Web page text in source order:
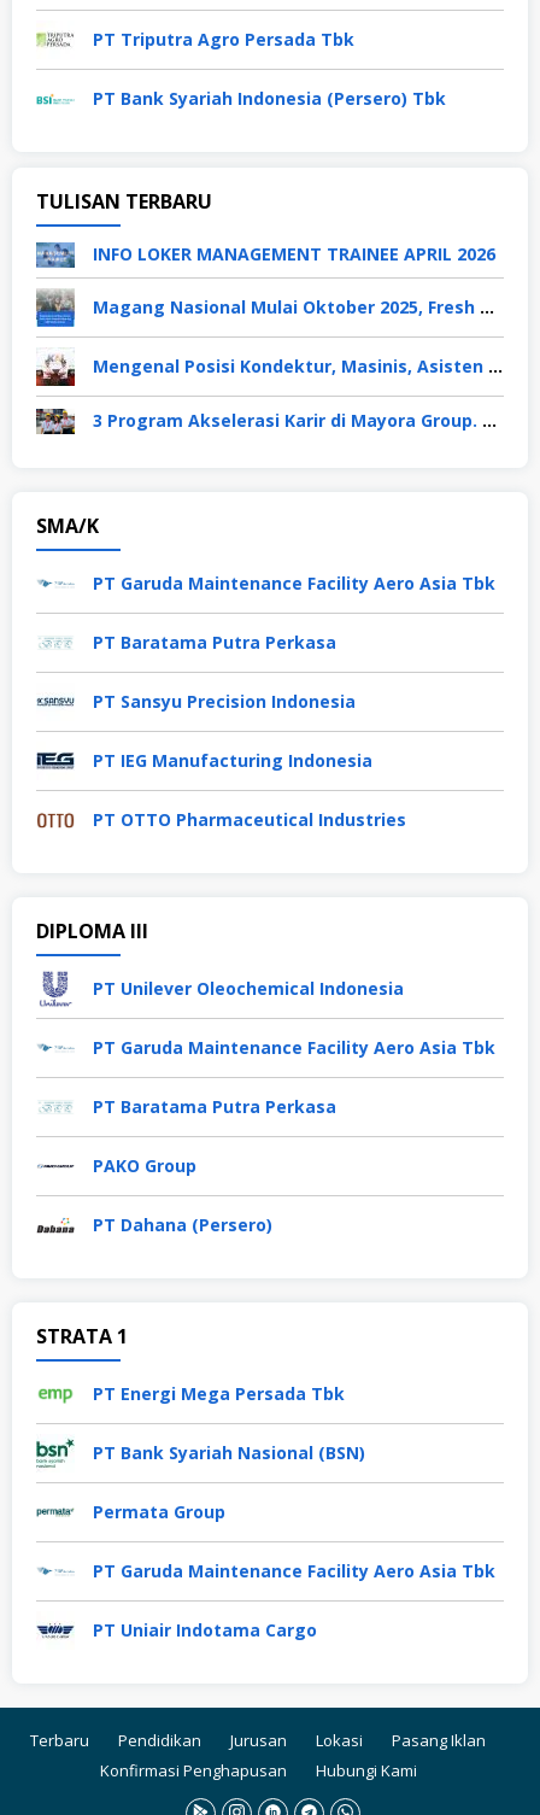
PT Triputra Agro Persada Tbk
PT Bank Syariah Indonesia (Persero) Tbk
TULISAN TERBARU
INFO LOKER MANAGEMENT TRAINEE APRIL 2026
Magang Nasional Mulai Oktober 2025, Fresh Graduate Dapat Gaji UMP Selama 6 Bulan
Mengenal Posisi Kondektur, Masinis, Asisten PPKA, Pemeliharaan Sarana dan Prasarana, Polsuska (Polisi Khusus Kereta Api), di PT KAI
3 Program Akselerasi Karir di Mayora Group. Apa Saja? Berikut Penjelasannya
SMA/K
PT Garuda Maintenance Facility Aero Asia Tbk
PT Baratama Putra Perkasa
PT Sansyu Precision Indonesia
PT IEG Manufacturing Indonesia
PT OTTO Pharmaceutical Industries
DIPLOMA III
PT Unilever Oleochemical Indonesia
PT Garuda Maintenance Facility Aero Asia Tbk
PT Baratama Putra Perkasa
PAKO Group
PT Dahana (Persero)
STRATA 1
PT Energi Mega Persada Tbk
PT Bank Syariah Nasional (BSN)
Permata Group
PT Garuda Maintenance Facility Aero Asia Tbk
PT Uniair Indotama Cargo
Terbaru Pendidikan Jurusan Lokasi
Pasang Iklan
Konfirmasi Penghapusan
Hubungi Kami